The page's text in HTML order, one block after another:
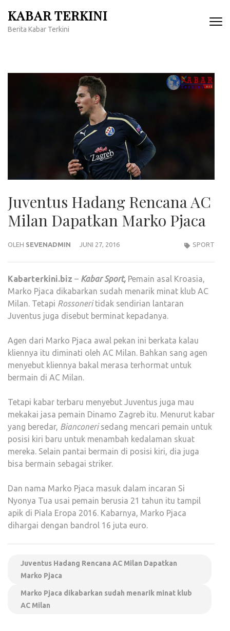
konten
KABAR TERKINI
Berita Kabar Terkini
Juventus Hadang Rencana AC
Milan Dapatkan Marko Pjaca
OLEH SEVENADMIN JUNI 27, 2016 SPORT
Kabarterkini.biz – Kabar Sport, Pemain asal Kroasia,
Marko Pjaca dikabarkan sudah menarik minat klub AC
Milan. Tetapi Rossoneritidak sendirian lantaran
Juventus juga disebut berminat kepadanya.
Agen dari Marko Pjaca awal pekan ini berkata kalau
kliennya itu diminati oleh AC Milan. Bahkan sang agen
menyebut kliennya bakal merasa terhormat untuk
bermain di AC Milan.
Tetapi kabar terbaru menyebut Juventus juga mau
mekakai jasa pemain Dinamo Zagreb itu. Menurut kabar
yang beredar, Bianconerisedang mencari pemain untuk
posisi kiri baru untuk menambah kedalaman skuat
mereka. Selain pantai bermain di posisi kiri, dia juga
bisa bermain sebagai striker.
Dan nama Marko Pjaca masuk dalam incaran Si
Nyonya Tua usai pemain berusia 21 tahun itu tampil
apik di Piala Eropa 2016. Kabarnya, Marko Pjaca
dihargai dengan bandrol 16 juta euro.
Juventus Hadang Rencana AC Milan Dapatkan
Marko Pjaca
Marko Pjaca dikabarkan sudah menarik minat klub
AC Milan